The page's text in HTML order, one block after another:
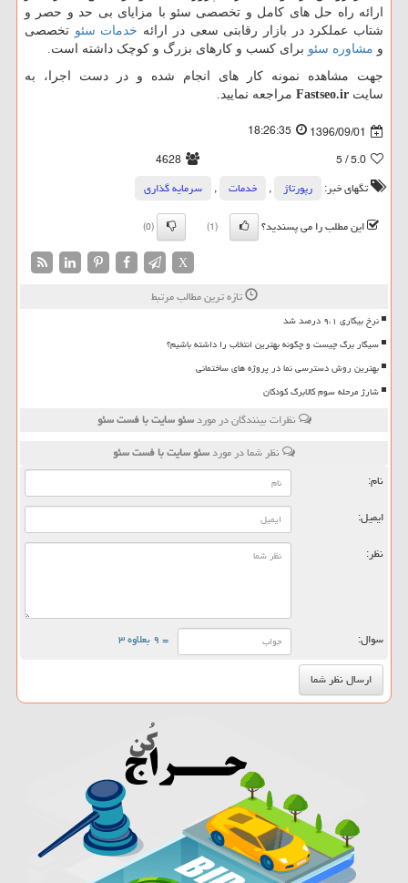
ارائه راه حل های کامل و تخصصی سئو با مزایای بی حد و حصر و
شتاب عملکرد در بازار رقابتی سعی در ارائه خدمات سئو تخصصی
و مشاوره سئو برای کسب و کارهای بزرگ و کوچک داشته است.
جهت مشاهده نمونه کار های انجام شده و در دست اجرا، به
سایت Fastseo.ir مراجعه نمایید.
1396/09/01
18:26:35
5.0
/ 5
4628
تگهای خبر:
رپورتاژ , خدمات ,
سرمایه گذاری
این مطلب را می پسندید؟
(1)
(0)
X
تازه ترین مطالب مرتبط
نرخ بیکاری ۹،۱ درصد شد
سیگار برگ چیست و چگونه بهترین انتخاب را داشته باشیم؟
بهترین روش دسترسی نما در پروژه های ساختمانی
شارژ مرحله سوم کالابرگ کودکان
نظرات بینندگان در موردسئو سایت با فست سئو
نظر شما در موردسئو سایت با فست سئو
نام:
ایمیل:
نظر:
سوال: = ۹ بعلاوه ۳